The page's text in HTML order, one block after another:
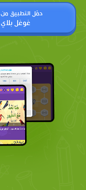
حمّل التطبيق من
غوغل بلاي